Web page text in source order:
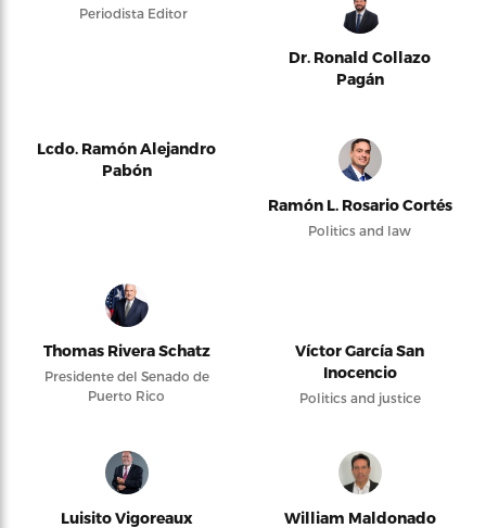
Periodista Editor
Dr. Ronald Collazo
Pagán
Lcdo. Ramón Alejandro
Pabón
Ramón L. Rosario Cortés
Politics and law
Thomas Rivera Schatz
Presidente del Senado de
Puerto Rico
Víctor García San
Inocencio
Politics and justice
Luisito Vigoreaux William Maldonado